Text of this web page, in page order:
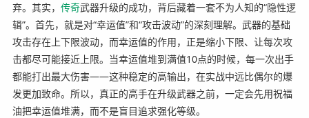
弃。其实， 传奇武器升级的成功，背后藏着一套不为人知的“隐性逻
辑”。首先，就是对“幸运值”和“攻击波动”的深刻理解。武器的基础
攻击存在上下限波动，而幸运值的作用，正是缩小下限、让每次攻
击都尽可能接近上限。当幸运值堆到满值10点的时候，每一次出手
都能打出最大伤害——这种稳定的高输出，在实战中远比偶尔的爆
发更加致命。所以，真正的高手在升级武器之前，一定会先用祝福
油把幸运值堆满，而不是盲目追求强化等级。